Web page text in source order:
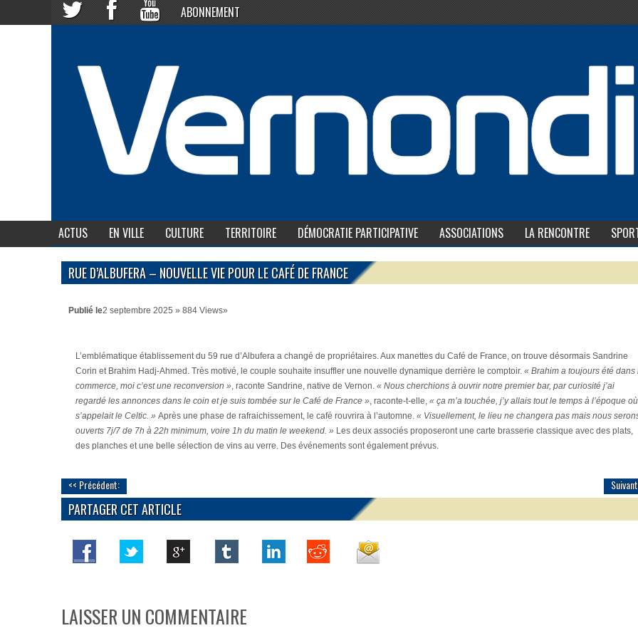
ABONNEMENT
ACTUS EN VILLE CULTURE TERRITOIRE DÉMOCRATIE PARTICIPATIVE ASSOCIATIONS LA RENCONTRE
RUE D’ALBUFERA – NOUVELLE VIE POUR LE CAFÉ DE FRANCE
Publié le2 septembre 2025 » 884 Views»
L’emblématique établissement du 59 rue d’Albufera a changé de propriétaires. Aux manettes du Café de France, on trouve désormais Sandrine
Corin et Brahim Hadj-Ahmed. Très motivé, le couple souhaite insuffler une nouvelle dynamique derrière le comptoir. « Brahim a toujours été dans
commerce, moi c’est une reconversion » , raconte Sandrine, native de Vernon. « Nous cherchions à ouvrir notre premier bar, par curiosité j’ai
regardé les annonces dans le coin et je suis tombée sur le Café de France » , raconte-t-elle, « ça m’a touchée, j’y allais tout le temps à l’époque
s’appelait le Celtic. » Après une phase de rafraichissement, le café rouvrira à l’automne. « Visuellement, le lieu ne changera pas mais nous
ouverts 7j/7 de 7h à 22h minimum, voire 1h du matin le weekend. » Les deux associés proposeront une carte brasserie classique avec des plats,
des planches et une belle sélection de vins au verre. Des événements sont également prévus.
<< Précédent:
PARTAGER CET ARTICLE
LAISSER UN COMMENTAIRE